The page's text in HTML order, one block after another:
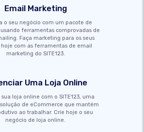
Email Marketing
o seu negócio com um pacote de
ferramentas comprovadas de
Faça marketing para os seus
hoje com as ferramentas de email
marketing do SITE123.
Uma Loja Online
sua loja online com o SITE123, uma
de eCommerce que mantém
ao trabalhar. Crie hoje o seu
negócio de loja online.